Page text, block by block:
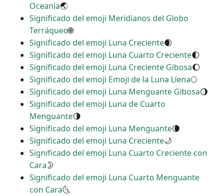
Oceanía🌏
Significado del emoji Meridianos del Globo
Terráqueo🌐
Significado del emoji Luna Creciente🌒
Significado del emoji Luna Cuarto Creciente🌓
Significado del emoji Luna Creciente Gibosa🌔
Significado del emoji Emoji de la Luna Llena🌕
Significado del emoji Luna Menguante Gibosa🌖
Significado del emoji Luna de Cuarto
Menguante🌗
Significado del emoji Luna Menguante🌘
Significado del emoji Luna Creciente🌙
Significado del emoji Luna Cuarto Creciente con
Cara🌛
Significado del emoji Luna Cuarto Menguante
con Cara🌜